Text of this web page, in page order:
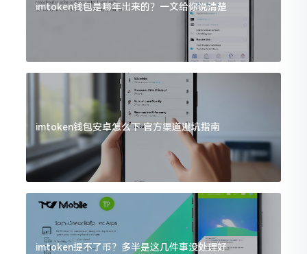
imtoken钱包是哪年出来的？一文给你说清楚
imtoken钱包安卓怎么下 官方渠道避坑指南
imtoken提不了币？多半是这几件事没处理好